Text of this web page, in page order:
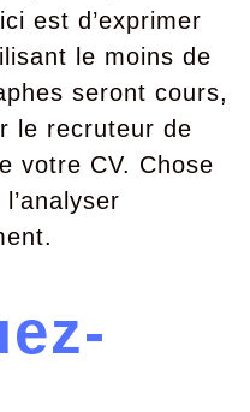
est d’exprimer
le moins de
seront cours,
le recruteur de
votre CV. Chose